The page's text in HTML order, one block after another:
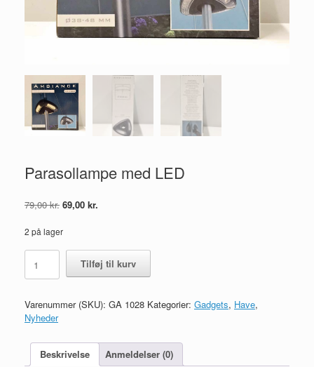
Parasollampe med LED
79,00kr. Den
pris
79,00 kr..
69,00 kr.
69,00 kr..
2 på lager
Parasollampe
med
LED
Tilføj til kurv
Varenummer (SKU): GA 1028 Kategorier: Gadgets, Have,
Nyheder
Beskrivelse Anmeldelser (0)